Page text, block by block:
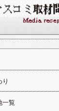
り
一覧